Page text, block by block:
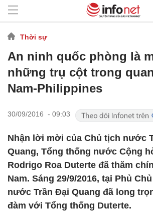
Thời sự
An ninh quốc phòng là
những trụ cột trong
Nam-Philippines
30/09/2016 - 09:03
Nhận lời mời của Chủ tịch nước
Quang, Tổng thống nước Cộng
Rodrigo Roa Duterte đã thăm
Nam. Sáng 29/9/2016, tại Phủ
nước Trần Đại Quang đã long
đàm với Tổng thống Duterte.